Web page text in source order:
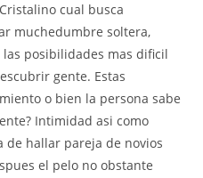
cual busca
muchedumbre soltera,
posibilidades mas dificil
gente. Estas
o bien la persona sabe
Intimidad asi­ como
hallar pareja de novios
el pelo no obstante